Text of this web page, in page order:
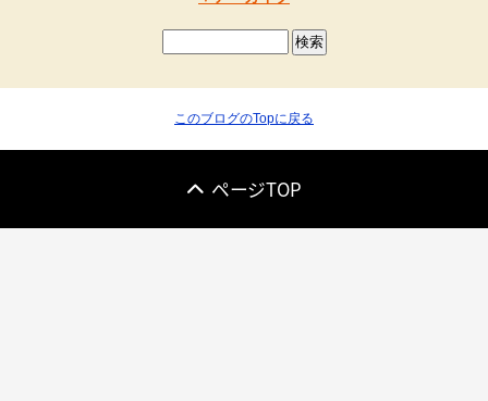
このブログのTopに戻る
ページTOP